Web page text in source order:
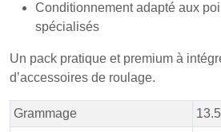
Conditionnement adapté aux
spécialisés
Un pack pratique et premium à
d’accessoires de roulage.
Grammage